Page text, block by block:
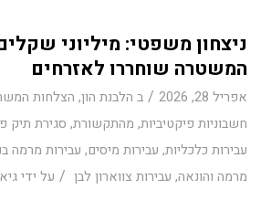
ניצחון משפטי: מיליוני
המשטרה שוחררו לאזרחים
אפריל 28, 2026 / ב הלבנת הון, הצלחות
חשבוניות פיקטיביות, מהתקשורת, סגירת תיק
עבירות כלכליות, עבירות מיסים, עבירות מרמה
מרמה והונאה, עבירות צווארון לבן / על ידיגיא